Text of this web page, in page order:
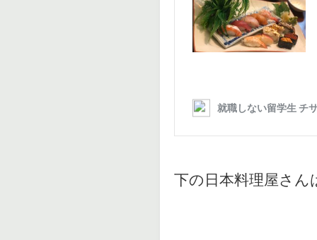
下の日本料理屋さん